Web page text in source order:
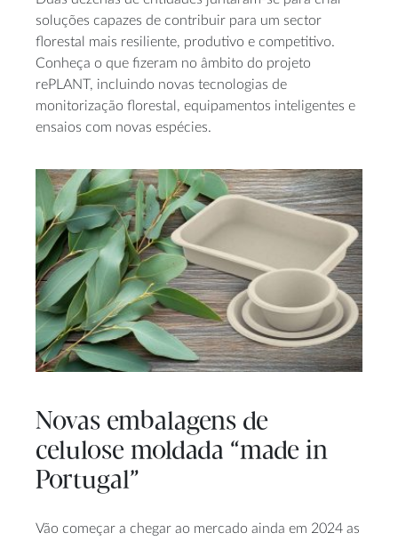
soluções capazes de contribuir para um sector
florestal mais resiliente, produtivo e competitivo.
Conheça o que fizeram no âmbito do projeto
rePLANT, incluindo novas tecnologias de
monitorização florestal, equipamentos inteligentes e
ensaios com novas espécies.
Novas embalagens de
celulose moldada “made in
Portugal”
Vão começar a chegar ao mercado ainda em 2024 as